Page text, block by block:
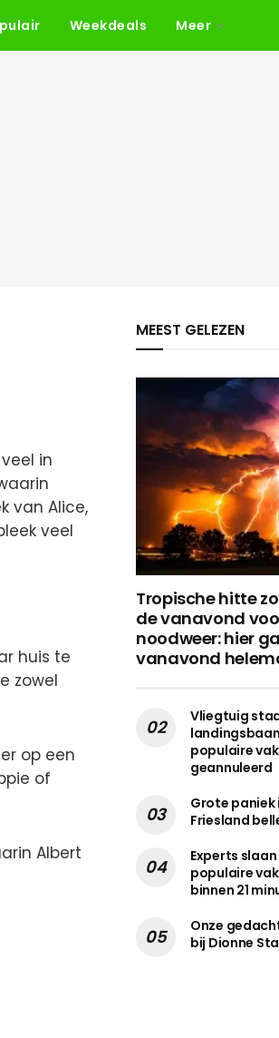
Weekdeals Meer
in
van Alice,
veel
huis te
zowel
op een
of
Albert
MEEST GELEZEN
Tropische hitte
de vanavond
noodweer: hier
vanavond
Vliegtuig
populaire
geannuleerd
Grote paniek
Friesland
Experts
populaire
binnen 21
Onze
bij Dionne